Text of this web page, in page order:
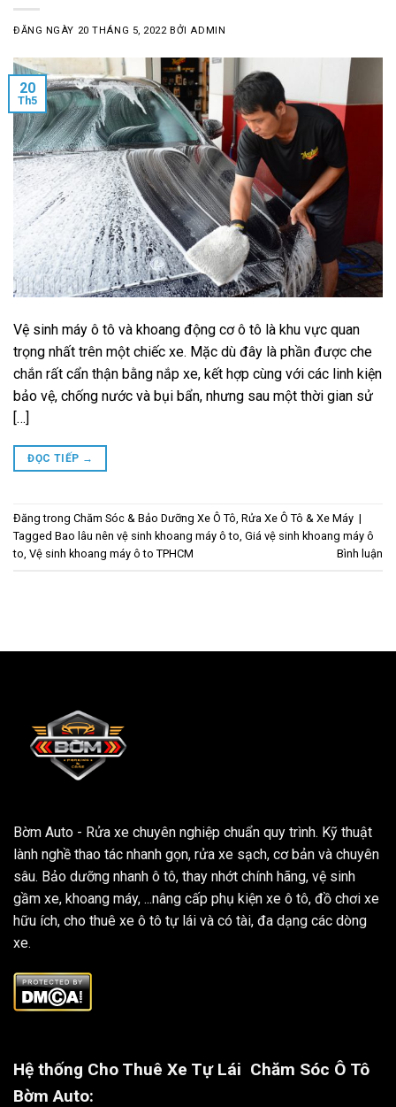
ĐĂNG NGÀY 20 THÁNG 5, 2022BỞIADMIN
20
Th5
Vệ sinh máy ô tô và khoang động cơ ô tô là khu vực quan
trọng nhất trên một chiếc xe. Mặc dù đây là phần được che
chắn rất cẩn thận bằng nắp xe, kết hợp cùng với các linh kiện
bảo vệ, chống nước và bụi bẩn, nhưng sau một thời gian sử
[…]
ĐỌC TIẾP →
Đăng trong Chăm Sóc & Bảo Dưỡng Xe Ô Tô, Rửa Xe Ô Tô & Xe Máy |
Tagged Bao lâu nên vệ sinh khoang máy ô to, Giá vệ sinh khoang máy ô
to, Vệ sinh khoang máy ô to TPHCM Bình luận
Bờm Auto - Rửa xe chuyên nghiệp chuẩn quy trình. Kỹ thuật
lành nghề thao tác nhanh gọn, rửa xe sạch, cơ bản và chuyên
sâu. Bảo dưỡng nhanh ô tô, thay nhớt chính hãng, vệ sinh
gầm xe, khoang máy, ...nâng cấp phụ kiện xe ô tô, đồ chơi xe
hữu ích, cho thuê xe ô tô tự lái và có tài, đa dạng các dòng
xe.
Hệ thống Cho Thuê Xe Tự Lái Chăm Sóc Ô Tô
Bờm Auto: